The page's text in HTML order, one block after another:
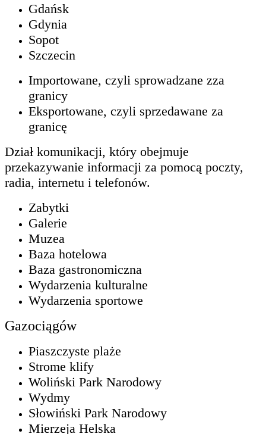
Gdańsk
Gdynia
Sopot
Szczecin
Importowane, czyli sprowadzane zza
granicy
Eksportowane, czyli sprzedawane za
granicę
Dział komunikacji, który obejmuje
przekazywanie informacji za pomocą poczty,
radia, internetu i telefonów.
Zabytki
Galerie
Muzea
Baza hotelowa
Baza gastronomiczna
Wydarzenia kulturalne
Wydarzenia sportowe
Gazociągów
Piaszczyste plaże
Strome klify
Woliński Park Narodowy
Wydmy
Słowiński Park Narodowy
Mierzeja Helska